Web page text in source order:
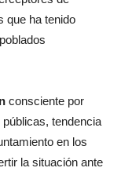
que ha tenido
consciente por
tendencia
en los
la situación ante